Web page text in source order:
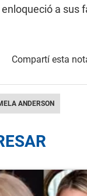
a sus
ANDERSON